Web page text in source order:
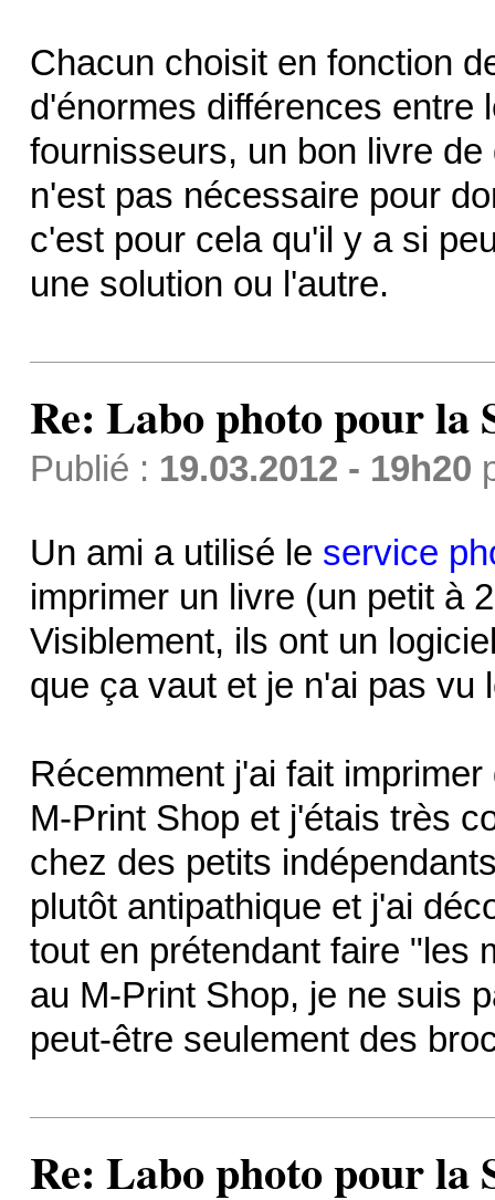
Chacun choisit en fonction
d'énormes différences entre
fournisseurs, un bon livre
n'est pas nécessaire pour
c'est pour cela qu'il y a si
une solution ou l'autre.
Re: Labo photo pour la
Publié : 19.03.2012 - 19h20
Un ami a utilisé le service
imprimer un livre (un petit à
Visiblement, ils ont un
que ça vaut et je n'ai pas
Récemment j'ai fait
M-Print Shop et j'étais très
chez des petits
plutôt antipathique et j'ai
tout en prétendant faire "les
au M-Print Shop, je ne suis
peut-être seulement des
Re: Labo photo pour la